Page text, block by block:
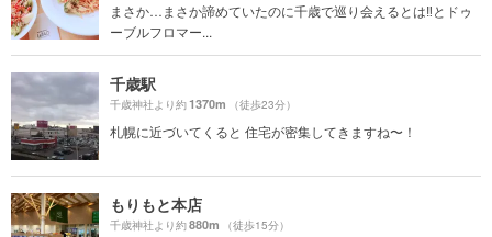
まさか…まさか諦めていたのに千歳で巡り会えるとは‼️とドゥ
ーブルフロマー...
千歳駅
千歳神社より約1370m （徒歩23分）
札幌に近づいてくると 住宅が密集してきますね〜！
もりもと本店
千歳神社より約880m （徒歩15分）